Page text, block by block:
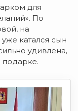
для
По
на
катался сын
удивлена,
подарке.